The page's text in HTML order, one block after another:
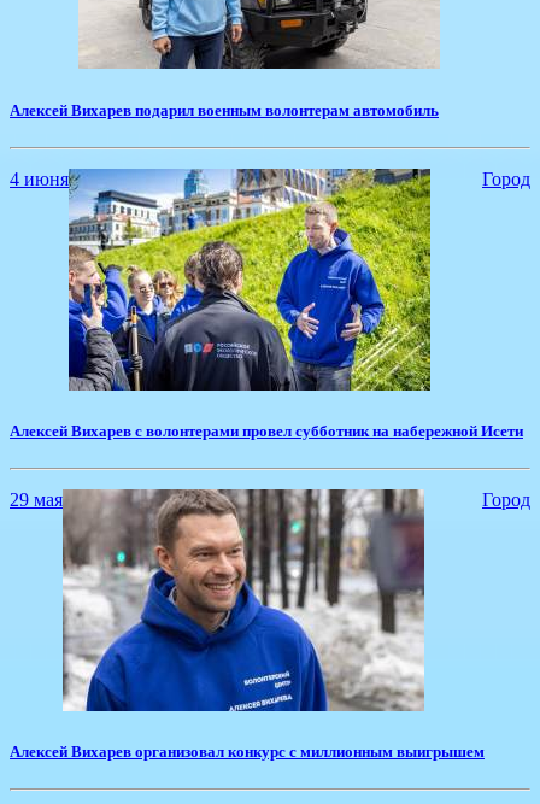
Алексей Вихарев подарил военным волонтерам автомобиль
4 июня Город
​Алексей Вихарев с волонтерами провел субботник на набережной Исети
29 мая Город
Алексей Вихарев организовал конкурс с миллионным выигрышем